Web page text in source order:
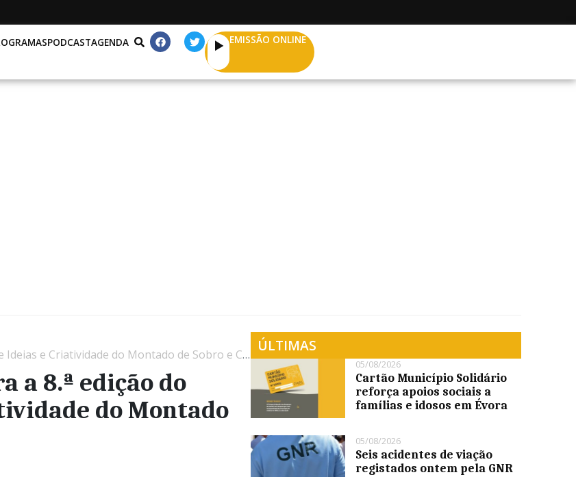
PODCASTAGENDA EMISSÃO ONLINE
e Criatividade do Montado de Sobro e Cortiça
a 8.ª edição do
do Montado
ÚLTIMAS
05/08/2026
Cartão Município Solidário
reforça apoios sociais a
famílias e idosos em Évora
05/08/2026
Seis acidentes de viação
registados ontem pela GNR